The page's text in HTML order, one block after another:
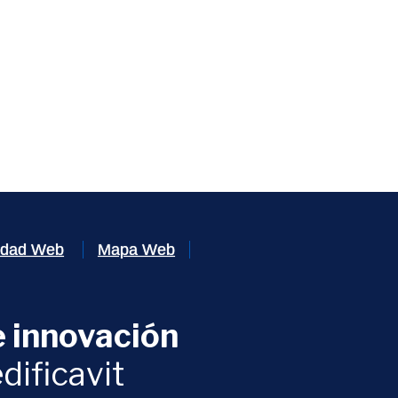
Web Mapa Web
innovación